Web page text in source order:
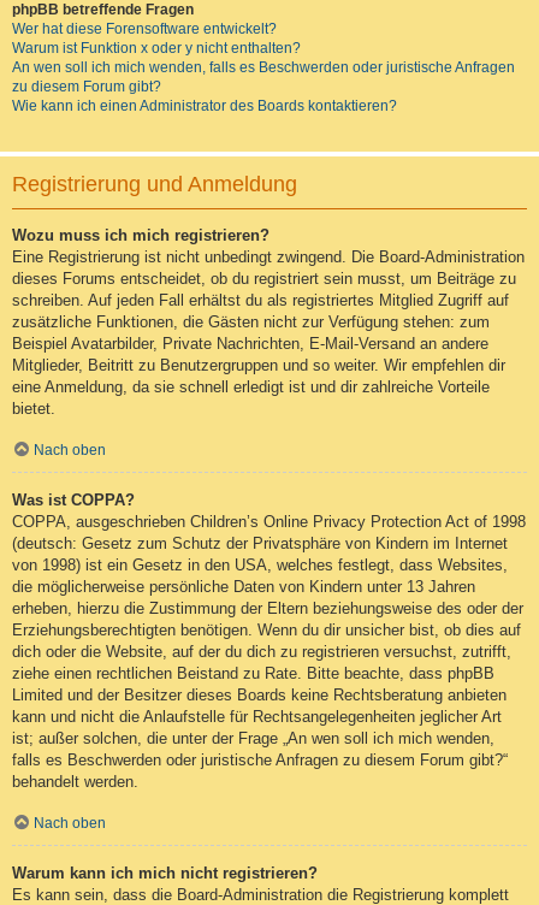
phpBB betreffende Fragen
Wer hat diese Forensoftware entwickelt?
Warum ist Funktion x oder y nicht enthalten?
An wen soll ich mich wenden, falls es Beschwerden oder juristische Anfragen
zu diesem Forum gibt?
Wie kann ich einen Administrator des Boards kontaktieren?
Registrierung und Anmeldung
Wozu muss ich mich registrieren?
Eine Registrierung ist nicht unbedingt zwingend. Die Board-Administration
dieses Forums entscheidet, ob du registriert sein musst, um Beiträge zu
schreiben. Auf jeden Fall erhältst du als registriertes Mitglied Zugriff auf
zusätzliche Funktionen, die Gästen nicht zur Verfügung stehen: zum
Beispiel Avatarbilder, Private Nachrichten, E-Mail-Versand an andere
Mitglieder, Beitritt zu Benutzergruppen und so weiter. Wir empfehlen dir
eine Anmeldung, da sie schnell erledigt ist und dir zahlreiche Vorteile
bietet.
Nach oben
Was ist COPPA?
COPPA, ausgeschrieben Children’s Online Privacy Protection Act of 1998
(deutsch: Gesetz zum Schutz der Privatsphäre von Kindern im Internet
von 1998) ist ein Gesetz in den USA, welches festlegt, dass Websites,
die möglicherweise persönliche Daten von Kindern unter 13 Jahren
erheben, hierzu die Zustimmung der Eltern beziehungsweise des oder der
Erziehungsberechtigten benötigen. Wenn du dir unsicher bist, ob dies auf
dich oder die Website, auf der du dich zu registrieren versuchst, zutrifft,
ziehe einen rechtlichen Beistand zu Rate. Bitte beachte, dass phpBB
Limited und der Besitzer dieses Boards keine Rechtsberatung anbieten
kann und nicht die Anlaufstelle für Rechtsangelegenheiten jeglicher Art
ist; außer solchen, die unter der Frage „An wen soll ich mich wenden,
falls es Beschwerden oder juristische Anfragen zu diesem Forum gibt?“
behandelt werden.
Nach oben
Warum kann ich mich nicht registrieren?
Es kann sein, dass die Board-Administration die Registrierung komplett